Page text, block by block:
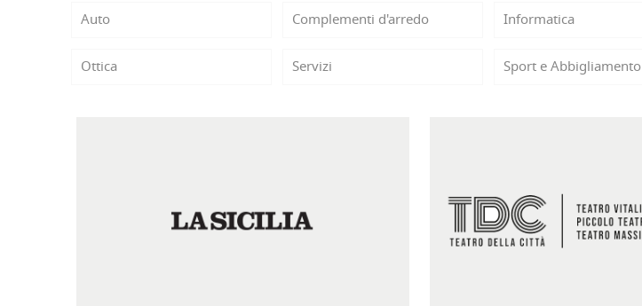
Auto Complementi d'arredo Informatica
Ottica Servizi Sport e Abbigliamento
Azioni